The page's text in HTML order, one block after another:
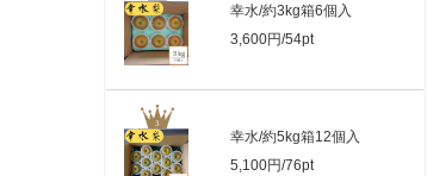
幸水/約3kg箱6個入
3,600円/54pt
幸水/約5kg箱12個入
5,100円/76pt